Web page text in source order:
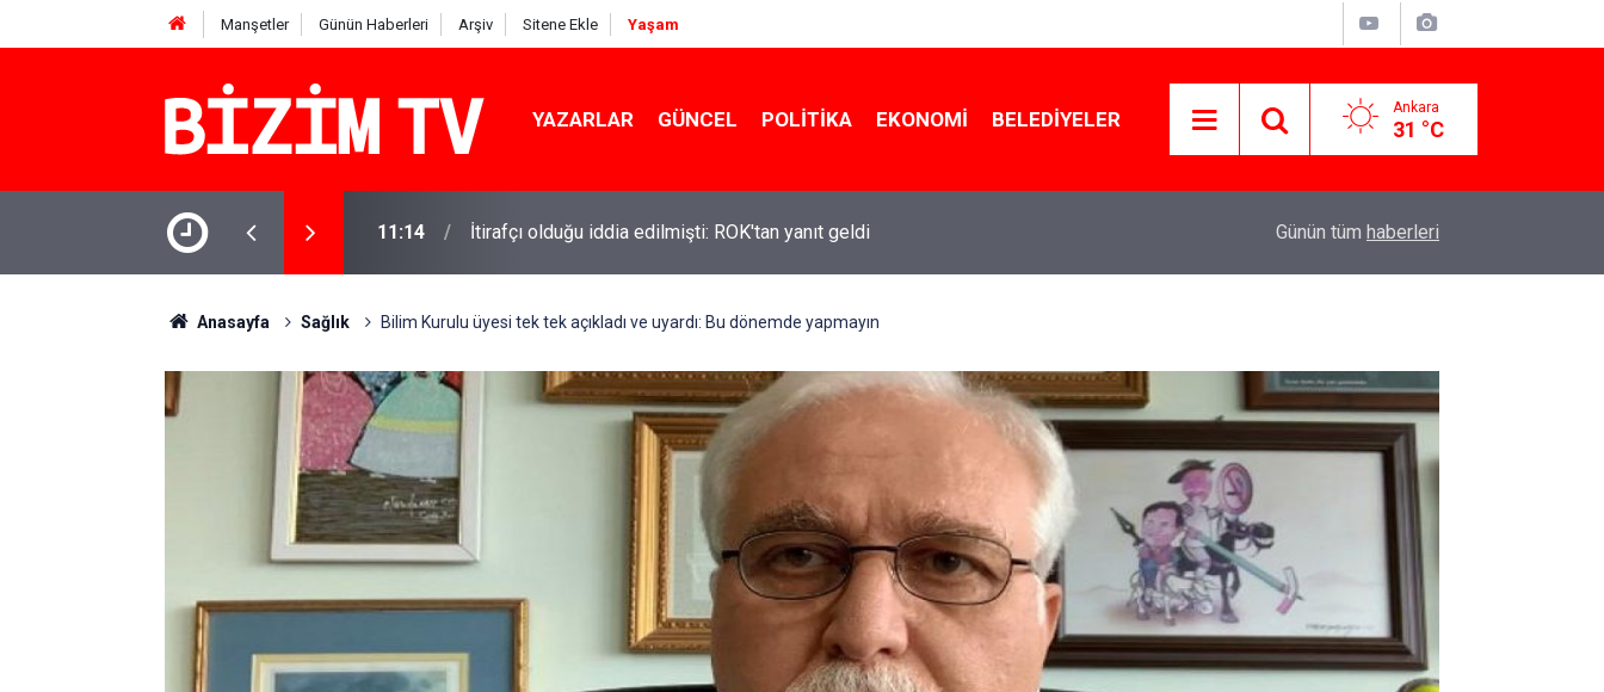
Manşetler Günün Haberleri Arşiv Sitene Ekle Yaşam
YAZARLAR GÜNCEL POLITIKA EKONOMI BELEDIYELER Ankara
31 °C
11:10 Yusuf Tekin açıkladı: YKS değişecek mi? Lüks yok, şatafat yok: YENİ Parti kapılarını açtı
Günün tüm haberleri
Anasayfa Sağlık Bilim Kurulu üyesi tek tek açıkladı ve uyardı: Bu dönemde yapmayın